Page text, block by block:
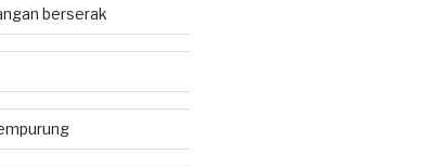
berserak